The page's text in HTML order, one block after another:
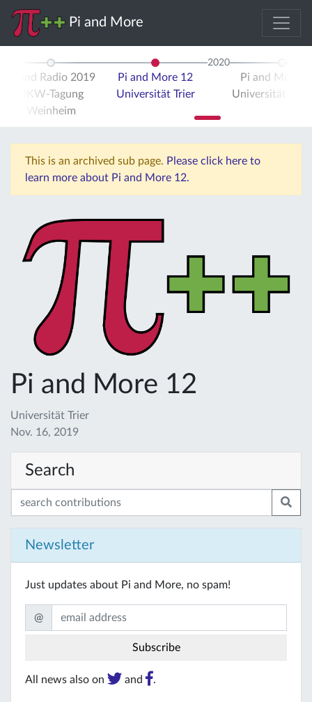
Pi and More
Pi and Radio 2019
UKW-Tagung
Weinheim
Pi and More 12
Universität Trier
2020
Pi and More
Universität
This is an archived sub page. Please click here to
learn more about Pi and More 12.
Pi and More 12
Universität Trier
Nov. 16, 2019
Search
Newsletter
Just updates about Pi and More, no spam!
@
All news also on and .